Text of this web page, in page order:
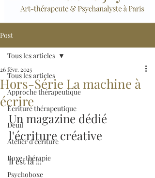
Post
Tous les articles
Approche thérapeutique
Écriture thérapeutique
Deuil
Atelier d'écriture
Boxe-thérapie
Psychoboxe
Tous les articles
Hors-Série La machine à
écrire
26 févr. 2025
Un magazine dédié
l'écriture créative
Il est là !!!